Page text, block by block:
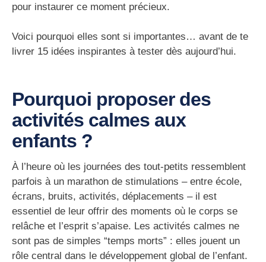
pour instaurer ce moment précieux.
Voici pourquoi elles sont si importantes… avant de te
livrer 15 idées inspirantes à tester dès aujourd’hui.
Pourquoi proposer des
activités calmes aux
enfants ?
À l’heure où les journées des tout-petits ressemblent
parfois à un marathon de stimulations – entre école,
écrans, bruits, activités, déplacements – il est
essentiel de leur offrir des moments où le corps se
relâche et l’esprit s’apaise. Les activités calmes ne
sont pas de simples “temps morts” : elles jouent un
rôle central dans le développement global de l’enfant.